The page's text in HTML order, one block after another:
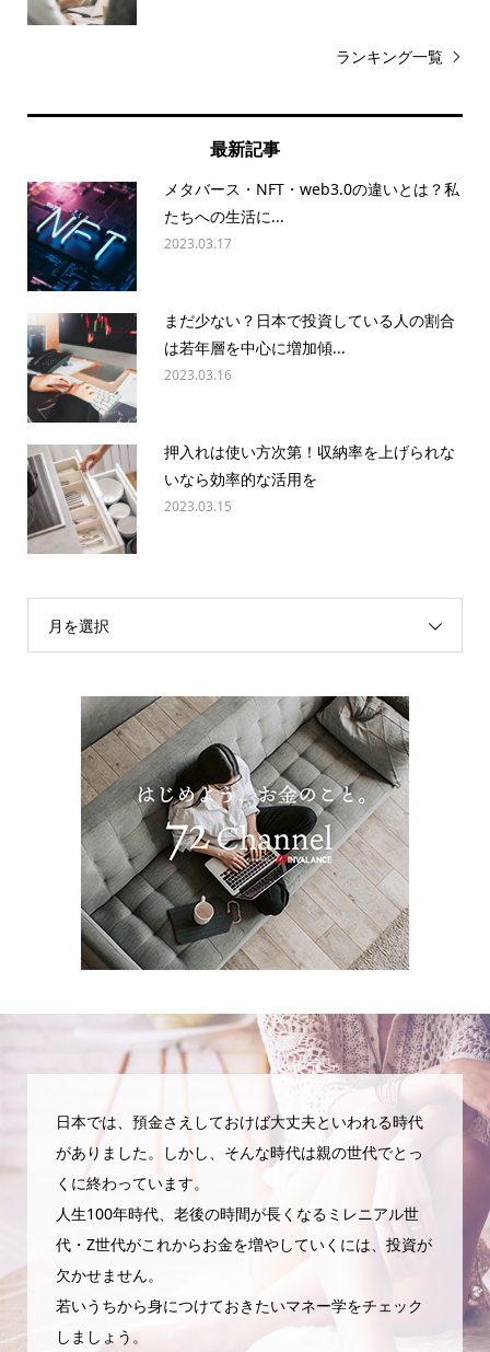
ランキング一覧
最新記事
メタバース・NFT・web3.0の違いとは？私
たちへの生活に...
2023.03.17
まだ少ない？日本で投資している人の割合
は若年層を中心に増加傾...
2023.03.16
押入れは使い方次第！収納率を上げられな
いなら効率的な活用を
2023.03.15
月を選択
日本では、預金さえしておけば大丈夫といわれる時代
がありました。しかし、そんな時代は親の世代でとっ
くに終わっています。
人生100年時代、老後の時間が長くなるミレニアル世
代・Z世代がこれからお金を増やしていくには、投資が
欠かせません。
若いうちから身につけておきたいマネー学をチェック
しましょう。